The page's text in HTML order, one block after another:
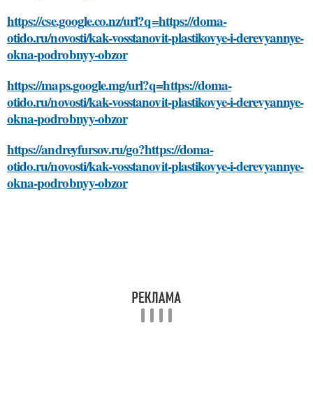
https://cse.google.co.nz/url?q=https://doma-
otido.ru/novosti/kak-vosstanovit-plastikovye-i-derevyannye-
okna-podrobnyy-obzor
https://maps.google.mg/url?q=https://doma-
otido.ru/novosti/kak-vosstanovit-plastikovye-i-derevyannye-
okna-podrobnyy-obzor
https://andreyfursov.ru/go?https://doma-
otido.ru/novosti/kak-vosstanovit-plastikovye-i-derevyannye-
okna-podrobnyy-obzor